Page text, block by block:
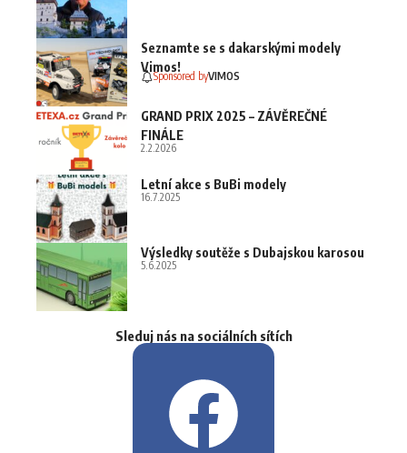
Seznamte se s dakarskými modely
Vimos!
Sponsored byVIMOS
GRAND PRIX 2025 – ZÁVĚREČNÉ
FINÁLE
2.2.2026
Letní akce s BuBi modely
16.7.2025
Výsledky soutěže s Dubajskou karosou
5.6.2025
Sleduj nás na sociálních sítích